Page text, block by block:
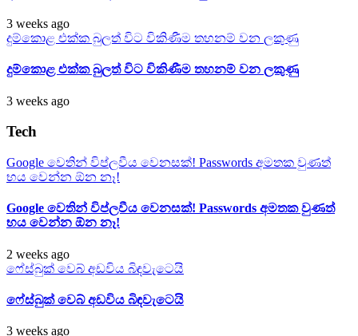
3 weeks ago
දුම්කොළ එක්ක බුලත් විට විකිණීම තහනම් වන ලකුණු
දුම්කොළ එක්ක බුලත් විට විකිණීම තහනම් වන ලකුණු
3 weeks ago
Tech
Google වෙතින් විප්ලවීය වෙනසක්! Passwords අමතක වුණත්
භය වෙන්න ඕන නෑ!
Google වෙතින් විප්ලවීය වෙනසක්! Passwords අමතක වුණත්
භය වෙන්න ඕන නෑ!
2 weeks ago
ෆේස්බුක් වෙබ් අඩවිය බිඳවැටෙයි
ෆේස්බුක් වෙබ් අඩවිය බිඳවැටෙයි
3 weeks ago